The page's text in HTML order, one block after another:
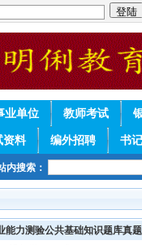
业单位 教师考试
资料 编外招聘 书
内搜索：
能力测验公共基础知识题库真题